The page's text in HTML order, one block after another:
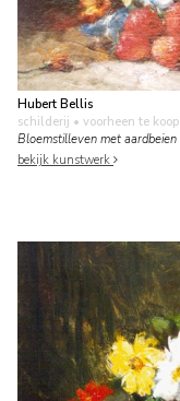
Hubert Bellis
schilderij • voorheen te koop
Bloemstilleven met aardbeien
bekijk kunstwerk